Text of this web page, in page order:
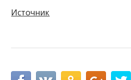
Источник